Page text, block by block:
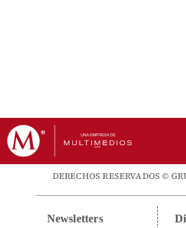
DERECHOS RESERVADOS ©
Newsletters